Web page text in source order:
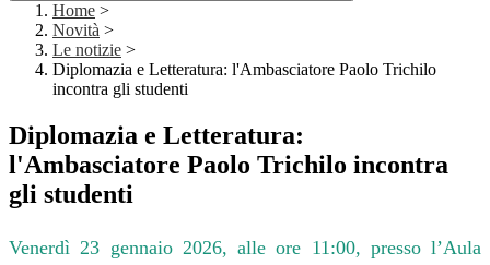
Home >
Novità >
Le notizie >
Diplomazia e Letteratura: l'Ambasciatore Paolo Trichilo
incontra gli studenti
Diplomazia e Letteratura:
l'Ambasciatore Paolo Trichilo incontra
gli studenti
Venerdì 23 gennaio 2026, alle ore 11:00, presso l’Aula